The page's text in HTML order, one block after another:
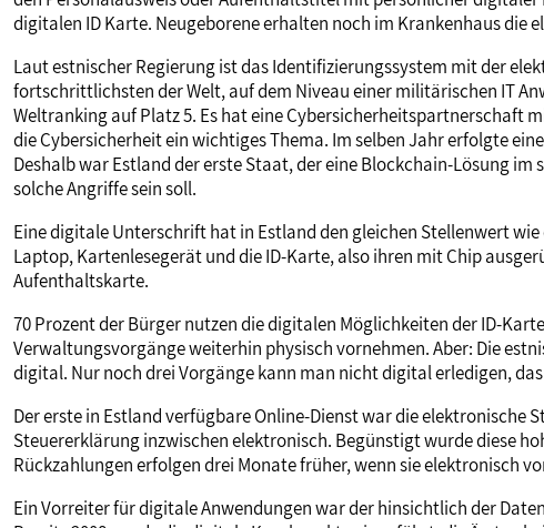
digitalen ID Karte. Neugeborene erhalten noch im Krankenhaus die
Laut estnischer Regierung ist das Identifizierungssystem mit der
fortschrittlichsten der Welt, auf dem Niveau einer militärischen IT
Weltranking auf Platz 5. Es hat eine Cybersicherheitspartnerschaft
die Cybersicherheit ein wichtiges Thema. Im selben Jahr erfolgte
Deshalb war Estland der erste Staat, der eine Blockchain-Lösung
solche Angriffe sein soll.
Eine digitale Unterschrift hat in Estland den gleichen Stellenwert
Laptop, Kartenlesegerät und die ID-Karte, also ihren mit Chip
Aufenthaltskarte.
70 Prozent der Bürger nutzen die digitalen Möglichkeiten der ID-
Verwaltungsvorgänge weiterhin physisch vornehmen. Aber: Die
digital. Nur noch drei Vorgänge kann man nicht digital erledigen,
Der erste in Estland verfügbare Online-Dienst war die elektronische
Steuererklärung inzwischen elektronisch. Begünstigt wurde diese
Rückzahlungen erfolgen drei Monate früher, wenn sie elektronisch
Ein Vorreiter für digitale Anwendungen war der hinsichtlich der